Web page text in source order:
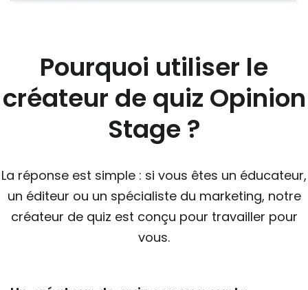
Pourquoi utiliser le
créateur de quiz Opinion
Stage ?
La réponse est simple : si vous êtes un éducateur,
un éditeur ou un spécialiste du marketing, notre
créateur de quiz est conçu pour travailler pour
vous.